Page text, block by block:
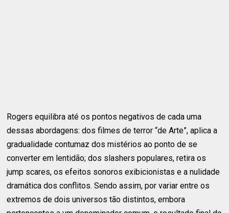
Rogers equilibra até os pontos negativos de cada uma
dessas abordagens: dos filmes de terror “de Arte”, aplica a
gradualidade contumaz dos mistérios ao ponto de se
converter em lentidão; dos slashers populares, retira os
jump scares, os efeitos sonoros exibicionistas e a nulidade
dramática dos conflitos. Sendo assim, por variar entre os
extremos de dois universos tão distintos, embora